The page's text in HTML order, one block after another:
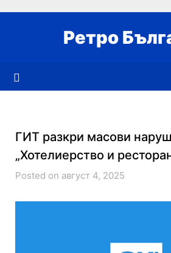
Ретро
ГИТ разкри масови
„Хотелиерство и
Posted on август 4, 2025